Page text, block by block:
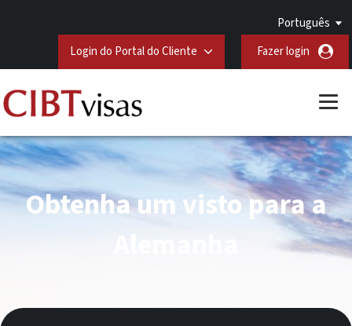
Português
Login do Portal do Cliente
Fazer login
Obtenha um visto para a